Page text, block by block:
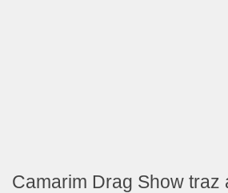
Camarim Drag Show traz